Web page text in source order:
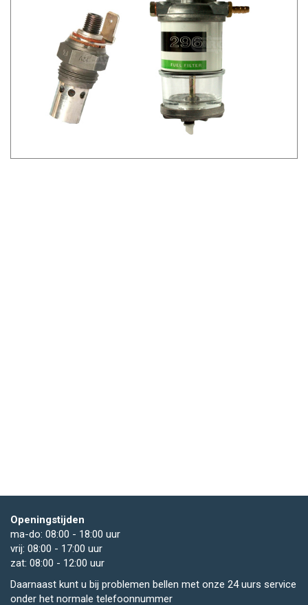
Openingstijden
ma-do: 08:00 - 18:00 uur
vrij: 08:00 - 17:00 uur
zat: 08:00 - 12:00 uur
Daarnaast kunt u bij problemen bellen met onze 24 uurs service
onder het normale telefoonnummer